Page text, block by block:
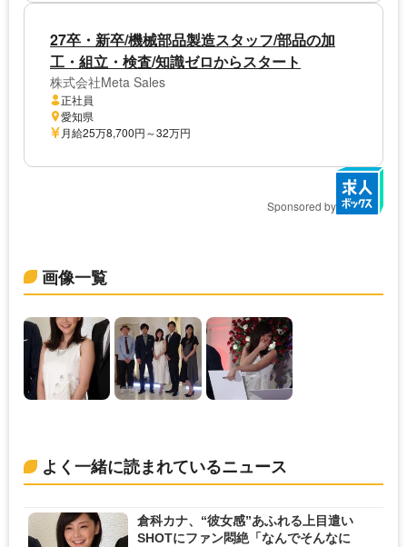
27卒・新卒/機械部品製造スタッフ/部品の加
工・組立・検査/知識ゼロからスタート
株式会社Meta Sales
正社員
愛知県
月給25万8,700円～32万円
Sponsored by
画像一覧
よく一緒に読まれているニュース
倉科カナ、“彼女感”あふれる上目遣い
SHOTにファン悶絶「なんでそんなに